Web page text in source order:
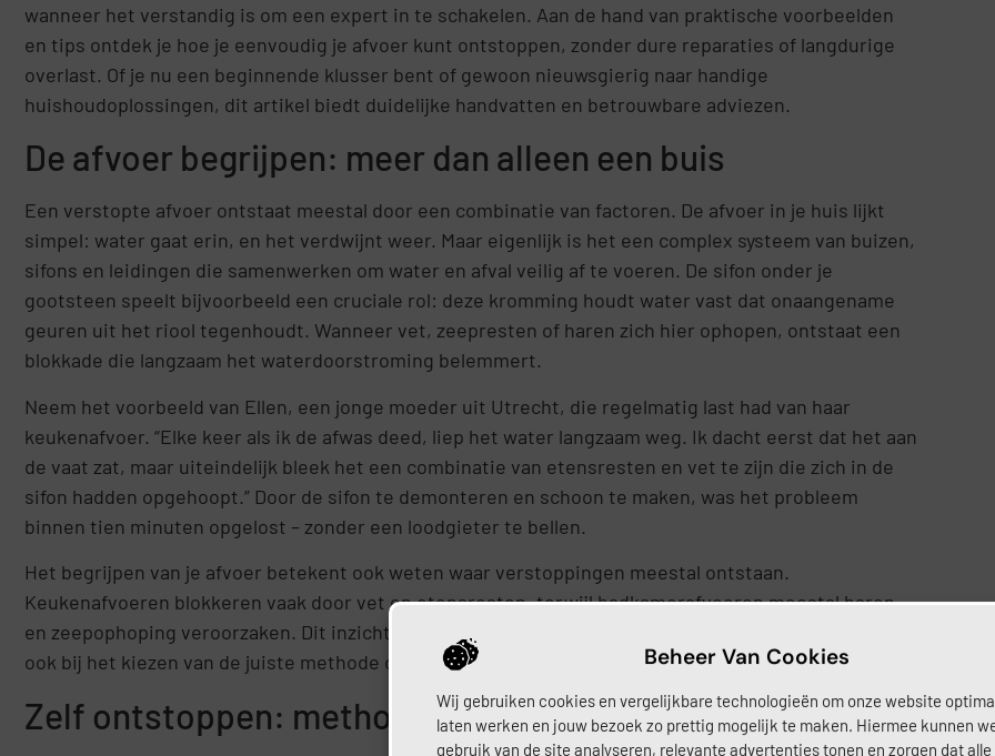
Beheer Van Cookies
Wij gebruiken cookies en vergelijkbare technologieën om onze website
laten werken en jouw bezoek zo prettig mogelijk te maken. Hiermee kunnen
gebruik van de site analyseren, relevante advertenties tonen en zorgen dat
wanneer het verstandig is om een expert in te schakelen. Aan de hand van praktische voorbeelden
en tips ontdek je hoe je eenvoudig je afvoer kunt ontstoppen, zonder dure reparaties of langdurige
overlast. Of je nu een beginnende klusser bent of gewoon nieuwsgierig naar handige
huishoudoplossingen, dit artikel biedt duidelijke handvatten en betrouwbare adviezen.
De afvoer begrijpen: meer dan alleen een buis
Een verstopte afvoer ontstaat meestal door een combinatie van factoren. De afvoer in je huis lijkt
simpel: water gaat erin, en het verdwijnt weer. Maar eigenlijk is het een complex systeem van buizen,
sifons en leidingen die samenwerken om water en afval veilig af te voeren. De sifon onder je
gootsteen speelt bijvoorbeeld een cruciale rol: deze kromming houdt water vast dat onaangename
geuren uit het riool tegenhoudt. Wanneer vet, zeepresten of haren zich hier ophopen, ontstaat een
blokkade die langzaam het waterdoorstroming belemmert.
Neem het voorbeeld van Ellen, een jonge moeder uit Utrecht, die regelmatig last had van haar
keukenafvoer. “Elke keer als ik de afwas deed, liep het water langzaam weg. Ik dacht eerst dat het aan
de vaat zat, maar uiteindelijk bleek het een combinatie van etensresten en vet te zijn die zich in de
sifon hadden opgehoopt.” Door de sifon te demonteren en schoon te maken, was het probleem
binnen tien minuten opgelost – zonder een loodgieter te bellen.
Het begrijpen van je afvoer betekent ook weten waar verstoppingen meestal ontstaan.
Keukenafvoeren blokkeren vaak door vet en etensresten, terwijl badkamerafvoeren meestal haren
en zeepophoping veroorzaken. Dit inzicht helpt je niet alleen bij het voorkomen van problemen, maar
ook bij het kiezen van de juiste methode om ze te verhelpen.
Zelf ontstoppen: methodes die echt werken